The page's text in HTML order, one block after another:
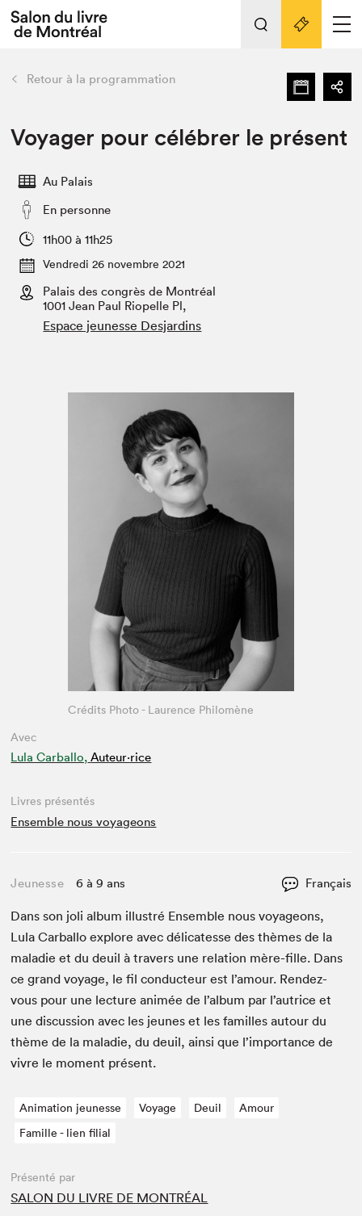
Espace exposant⋅e⋅s
Espace enseignant·e·s
L'événement
Préparer sa visite au Salon
Actualités
SLM PRO
retour Nos activités
Préparer sa visite
Salon au Palais
Projets partenaires
Liens pratiques
Retour à la programmation
Voyager pour célébrer le présent
Au Palais
En personne
11h00 à 11h25
Vendredi 26 novembre 2021
Palais des congrès de Montréal
1001 Jean Paul Riopelle Pl,
Espace jeunesse Desjardins
Avec
Lula Carballo, Auteur·rice
Crédits Photo - Laurence Philomène
Livres présentés
Ensemble nous voyageons
Jeunesse 6 à 9 ans Français
Dans son joli album illus­tré Ensem­ble nous voy­a­geons,
Lula Car­ballo explore avec déli­catesse des thèmes de la
mal­adie et du deuil à tra­vers une rela­tion mère-fille. Dans
ce grand voy­age, le fil con­duc­teur est l’amour. Ren­dez-
vous pour une lec­ture ani­mée de l’al­bum par l’autrice et
une dis­cus­sion avec les jeunes et les familles autour du
thème de la mal­adie, du deuil, ain­si que l’im­por­tance de
vivre le moment présent.
Animation jeunesse Voyage Deuil
Amour
Famille - lien filial
Présenté par
SALON DU LIVRE DE MONTRÉAL